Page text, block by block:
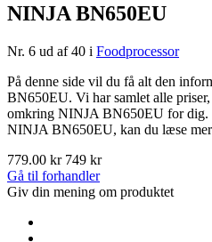
NINJA BN650EU
Nr. 6 ud af 40 i Foodprocessor
På denne side vil du få alt den
BN650EU. Vi har samlet alle
omkring NINJA BN650EU for dig.
NINJA BN650EU, kan du læse
779.00 kr 749 kr
Gå til forhandler
Giv din mening om produktet